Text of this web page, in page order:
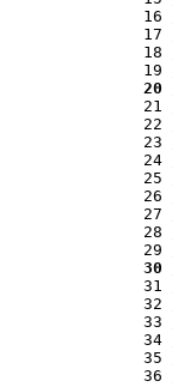
16
17
18
19
20
21
22
23
24
25
26
27
28
29
30
31
32
33
34
35
36